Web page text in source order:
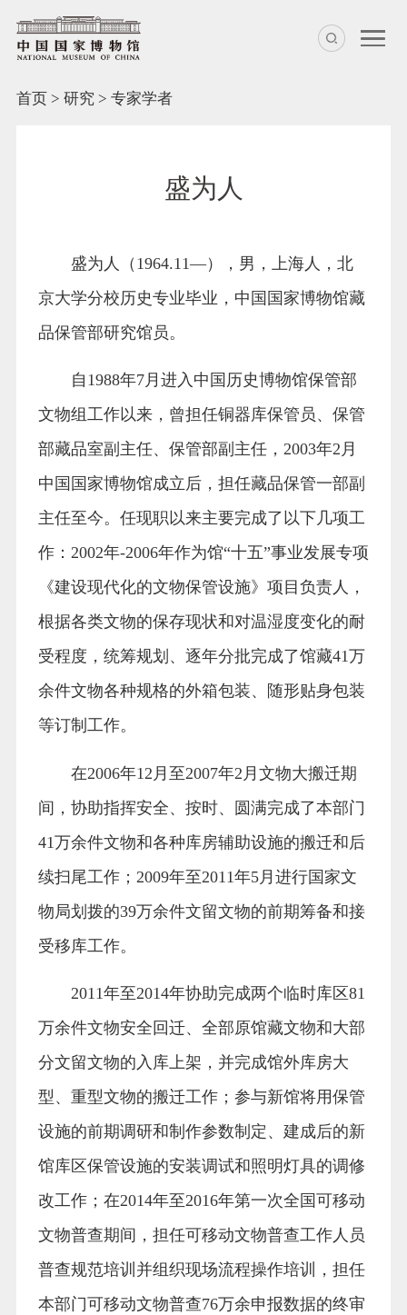
首页> 研究 > 专家学者
盛为人
盛为人（1964.11—），男，上海人，北
京大学分校历史专业毕业，中国国家博物馆藏
品保管部研究馆员。
自1988年7月进入中国历史博物馆保管部
文物组工作以来，曾担任铜器库保管员、保管
部藏品室副主任、保管部副主任，2003年2月
中国国家博物馆成立后，担任藏品保管一部副
主任至今。任现职以来主要完成了以下几项工
作：2002年-2006年作为馆“十五”事业发展专项
《建设现代化的文物保管设施》项目负责人，
根据各类文物的保存现状和对温湿度变化的耐
受程度，统筹规划、逐年分批完成了馆藏41万
余件文物各种规格的外箱包装、随形贴身包装
等订制工作。
在2006年12月至2007年2月文物大搬迁期
间，协助指挥安全、按时、圆满完成了本部门
41万余件文物和各种库房辅助设施的搬迁和后
续扫尾工作；2009年至2011年5月进行国家文
物局划拨的39万余件文留文物的前期筹备和接
受移库工作。
2011年至2014年协助完成两个临时库区81
万余件文物安全回迁、全部原馆藏文物和大部
分文留文物的入库上架，并完成馆外库房大
型、重型文物的搬迁工作；参与新馆将用保管
设施的前期调研和制作参数制定、建成后的新
馆库区保管设施的安装调试和照明灯具的调修
改工作；在2014年至2016年第一次全国可移动
文物普查期间，担任可移动文物普查工作人员
普查规范培训并组织现场流程操作培训，担任
本部门可移动文物普查76万余申报数据的终审